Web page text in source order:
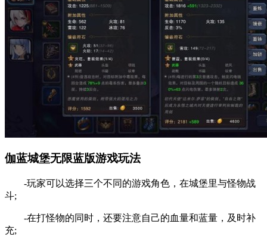
伽蓝城堡无限蓝版游戏玩法
-玩家可以选择三个不同的游戏角色，在城堡里与怪物战
斗;
-在打怪物的同时，还要注意自己的血量和蓝量，及时补
充;